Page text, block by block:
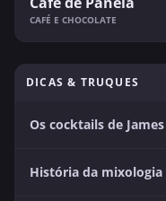
CAFÉ E CHOCOLATE
DICAS & TRUQUES
Os cocktails de
História da mixologia